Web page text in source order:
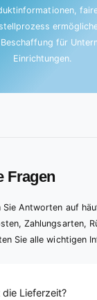
für
Einrichtungen.
Fragen
Sie Antworten auf
Zahlungsarten,
Sie alle wichtigen
Lieferzeit?